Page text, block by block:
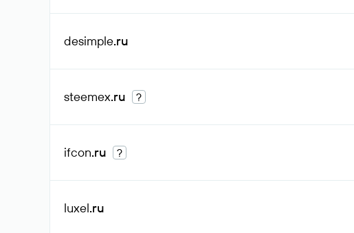
desimple.ru
steemex.ru ?
ifcon.ru ?
luxel.ru